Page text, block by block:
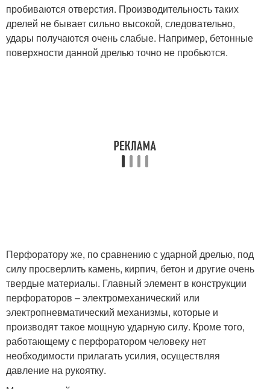
пробиваются отверстия. Производительность таких
дрелей не бывает сильно высокой, следовательно,
удары получаются очень слабые. Например, бетонные
поверхности данной дрелью точно не пробьются.
Перфоратору же, по сравнению с ударной дрелью, под
силу просверлить камень, кирпич, бетон и другие очень
твердые материалы. Главный элемент в конструкции
перфораторов – электромеханический или
электропневматический механизмы, которые и
производят такое мощную ударную силу. Кроме того,
работающему с перфоратором человеку нет
необходимости прилагать усилия, осуществляя
давление на рукоятку.